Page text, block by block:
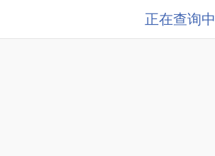
正在查询中